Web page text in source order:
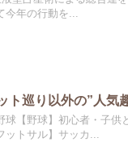
今年の行動を...
ト巡り以外の”人気
球【野球】初心者・子供
ットサル】サッカ...